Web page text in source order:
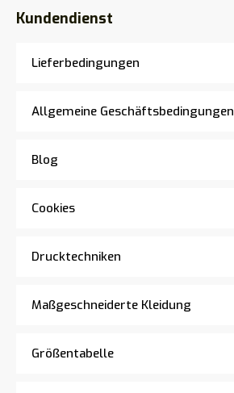
Kundendienst
Lieferbedingungen
Allgemeine Geschäftsbedingungen
Blog
Cookies
Drucktechniken
Maßgeschneiderte Kleidung
Größentabelle